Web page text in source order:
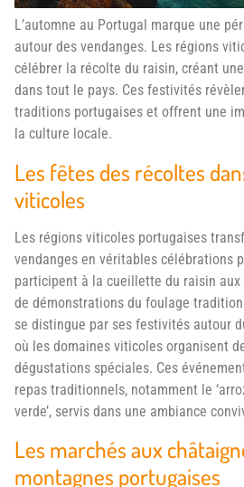
L’automne au Portugal marque une
autour des vendanges. Les régions
célébrer la récolte du raisin, créant
dans tout le pays. Ces festivités
traditions portugaises et offrent une
la culture locale.
Les fêtes des récoltes
viticoles
Les régions viticoles portugaises
vendanges en véritables célébrations
participent à la cueillette du raisin aux
de démonstrations du foulage
se distingue par ses festivités autour
où les domaines viticoles organisent
dégustations spéciales. Ces
repas traditionnels, notamment le
verde’, servis dans une ambiance
Les marchés aux
montagnes portugaises